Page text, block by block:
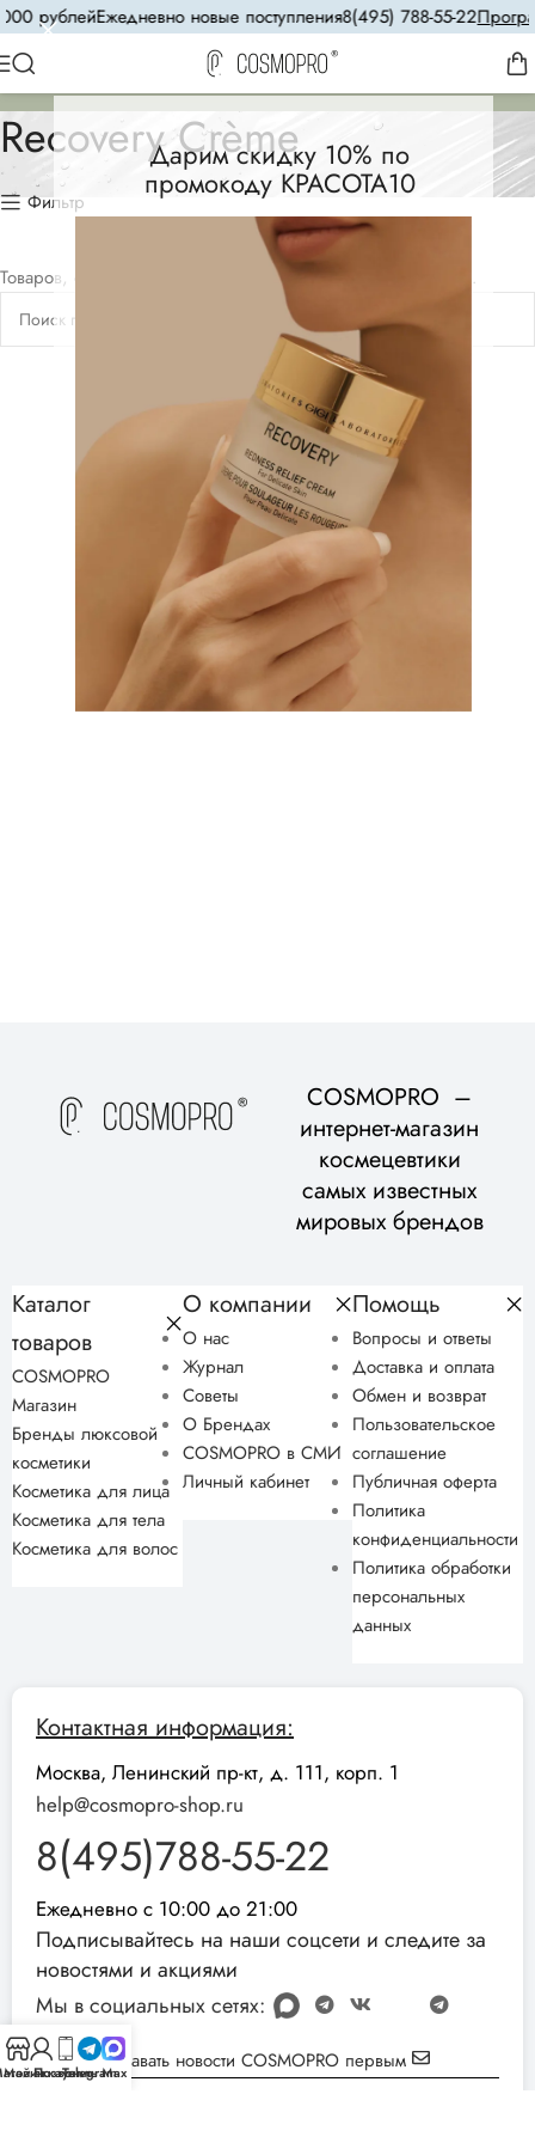
Дарим скидку 10% по
промокоду КРАСОТА10
рублейЕжедневно новые поступления8(495) 788-55-22
Recovery Crème
Фильтр
Товаров, соответствующих вашему запросу, не обнаружено.
COSMOPRO –
интернет-магазин
космецевтики
самых известных
мировых брендов
Каталог
товаров
COSMOPRO
Магазин
Бренды люксовой
косметики
Косметика для лица
Косметика для тела
Косметика для волос
О компании
О нас
Журнал
Советы
О Брендах
COSMOPRO в СМИ
Личный кабинет
Помощь
Вопросы и ответы
Доставка и оплата
Обмен и возврат
Пользовательское
соглашение
Публичная оферта
Политика
конфиденциальности
Политика обработки
персональных
данных
Контактная информация:
Москва, Ленинский пр-кт, д. 111, корп. 1
help@cosmopro-shop.ru
8(495)788-55-22
Ежедневно с 10:00 до 21:00
Подписывайтесь на наши соцсети и следите за
новостями и акциями
Мы в социальных сетях:
Узнавать новости COSMOPRO первым
Мой аккаунт
Позвонить
Telegram
Max